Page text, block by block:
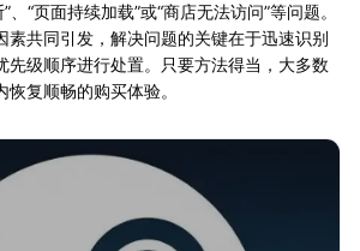
、“页面持续加载”或“商店无法访问”等问题。
素共同引发，解决问题的关键在于迅速识别
先级顺序进行处置。只要方法得当，大多数
复顺畅的购买体验。